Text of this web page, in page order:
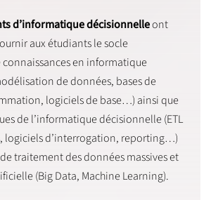
d’informatique décisionnelleont
aux étudiants le socle
en informatique
de données, bases de
logiciels de base…) ainsi que
de l’informatique décisionnelle (ETL
logiciels d’interrogation, reporting…)
traitement des données massives et
(Big Data, Machine Learning).